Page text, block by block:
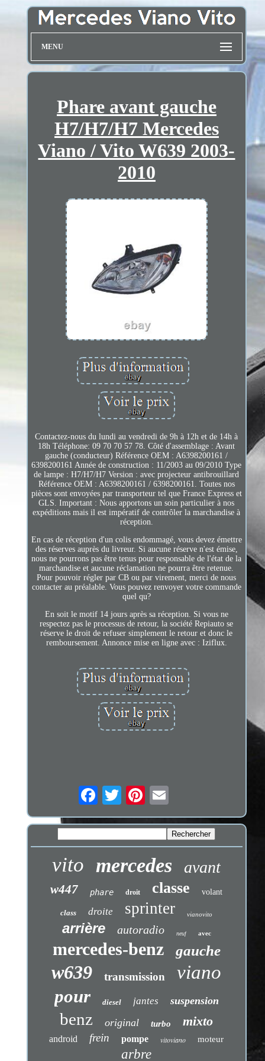
MENU
Phare avant gauche
H7/H7/H7 Mercedes
Viano / Vito W639 2003-
2010
Contactez-nous du lundi au vendredi de 9h à 12h et de 14h à
18h Téléphone: 09 70 70 57 78. Côté d'assemblage : Avant
gauche (conducteur) Référence OEM : A6398200161 /
6398200161 Année de construction : 11/2003 au 09/2010 Type
de lampe : H7/H7/H7 Version : avec projecteur antibrouillard
Référence OEM : A6398200161 / 6398200161. Toutes nos
pièces sont envoyées par transporteur tel que France Express et
GLS. Important : Nous apportons un soin particulier à nos
expéditions mais il est impératif de contrôler la marchandise à
réception.
En cas de réception d'un colis endommagé, vous devez émettre
des réserves auprès du livreur. Si aucune réserve n'est émise,
nous ne pourrons pas être tenus pour responsable de l'état de la
marchandise et aucune réclamation ne pourra être retenue.
Pour pouvoir régler par CB ou par virement, merci de nous
contacter au préalable. Vous pouvez renvoyer votre commande
quel qu?
En soit le motif 14 jours après sa réception. Si vous ne
respectez pas le processus de retour, la société Repiauto se
réserve le droit de refuser simplement le retour et donc le
remboursement. Annonce mise en ligne avec : Iziflux.
vito mercedes avant
w447 phare droit classe volant
class droite sprinter vianovito
arrière autoradio neuf avec
mercedes-benz gauche
w639 transmission viano
pour diesel jantes suspension
benz original turbo mixto
android frein pompe vitoviano moteur
arbre